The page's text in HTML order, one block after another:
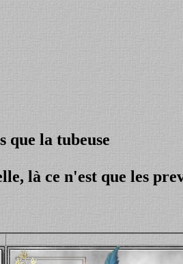
que la tubeuse
là ce n'est que les